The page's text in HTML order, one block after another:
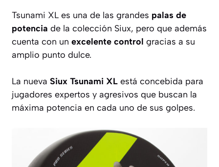
Tsunami XL es una de las grandes palas de
potencia de la colección Siux, pero que además
cuenta con un excelente control gracias a su
amplio punto dulce.
La nueva Siux Tsunami XL está concebida para
jugadores expertos y agresivos que buscan la
máxima potencia en cada uno de sus golpes.